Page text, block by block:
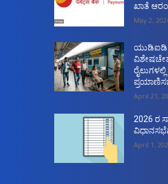
ಖಾತೆ
May 2,
ಯುಡಿಐಡಿ
April 21,
2026 ರ
April 1,